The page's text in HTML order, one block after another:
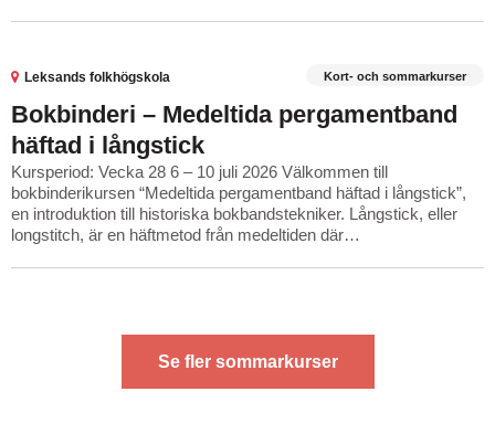
Leksands folkhögskola Kort- och sommarkurser
Bokbinderi – Medeltida pergamentband
häftad i långstick
Kursperiod: Vecka 28 6 – 10 juli 2026 Välkommen till
bokbinderikursen “Medeltida pergamentband häftad i långstick”,
en introduktion till historiska bokbandstekniker. Långstick, eller
longstitch, är en häftmetod från medeltiden där…
Se fler sommarkurser